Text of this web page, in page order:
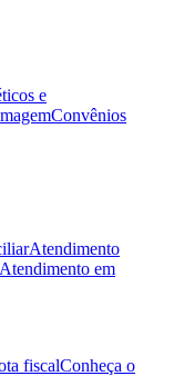
e
Convênios
Atendimento
Atendimento em
fiscalConheça o